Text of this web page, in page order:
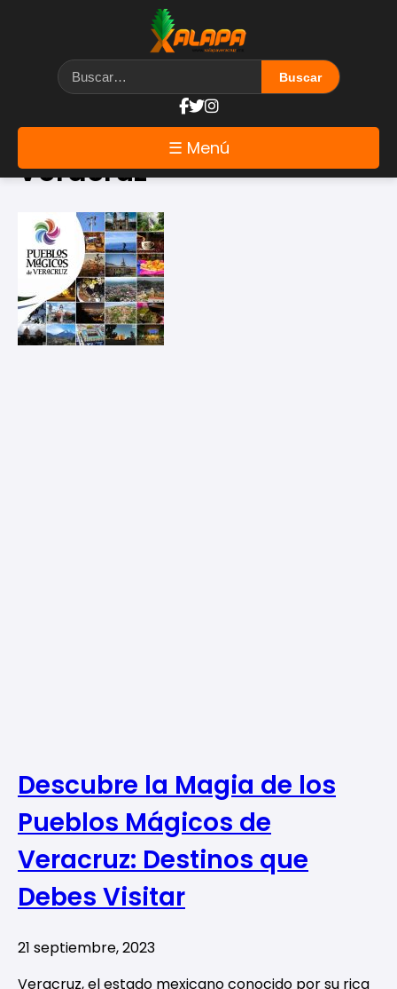
☰ Menú
Etiqueta: Turismo en
Veracruz
Descubre la Magia de los
Pueblos Mágicos de
Veracruz: Destinos que
Debes Visitar
21 septiembre, 2023
Veracruz, el estado mexicano conocido por su rica